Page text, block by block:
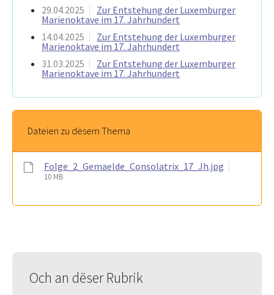
29.04.2025
Zur Entstehung der Luxemburger
Marienoktave im 17. Jahrhundert
14.04.2025
Zur Entstehung der Luxemburger
Marienoktave im 17. Jahrhundert
31.03.2025
Zur Entstehung der Luxemburger
Marienoktave im 17. Jahrhundert
Dateien zu dësem Thema
Folge_2_Gemaelde_Consolatrix_17_Jh.jpg
10 MB
Och an dëser Rubrik